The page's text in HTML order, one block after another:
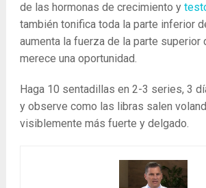
de las hormonas de crecimiento y
también tonifica toda la parte inferior
aumenta la fuerza de la parte superior
merece una oportunidad.
Haga 10 sentadillas en 2-3 series, 3
y observe como las libras salen
visiblemente más fuerte y delgado.